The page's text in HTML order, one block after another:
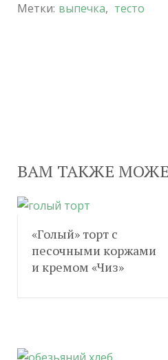
Метки: выпечка, тесто
ВАМ ТАКЖЕ
«Голый» торт с
песочными коржами
и кремом «Чиз»